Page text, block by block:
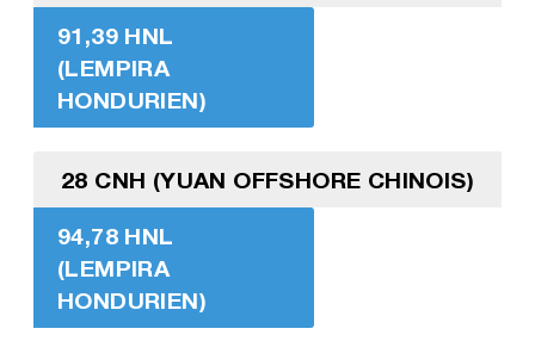
91,39 HNL
(LEMPIRA
HONDURIEN)
28 CNH (YUAN OFFSHORE CHINOIS)
94,78 HNL
(LEMPIRA
HONDURIEN)